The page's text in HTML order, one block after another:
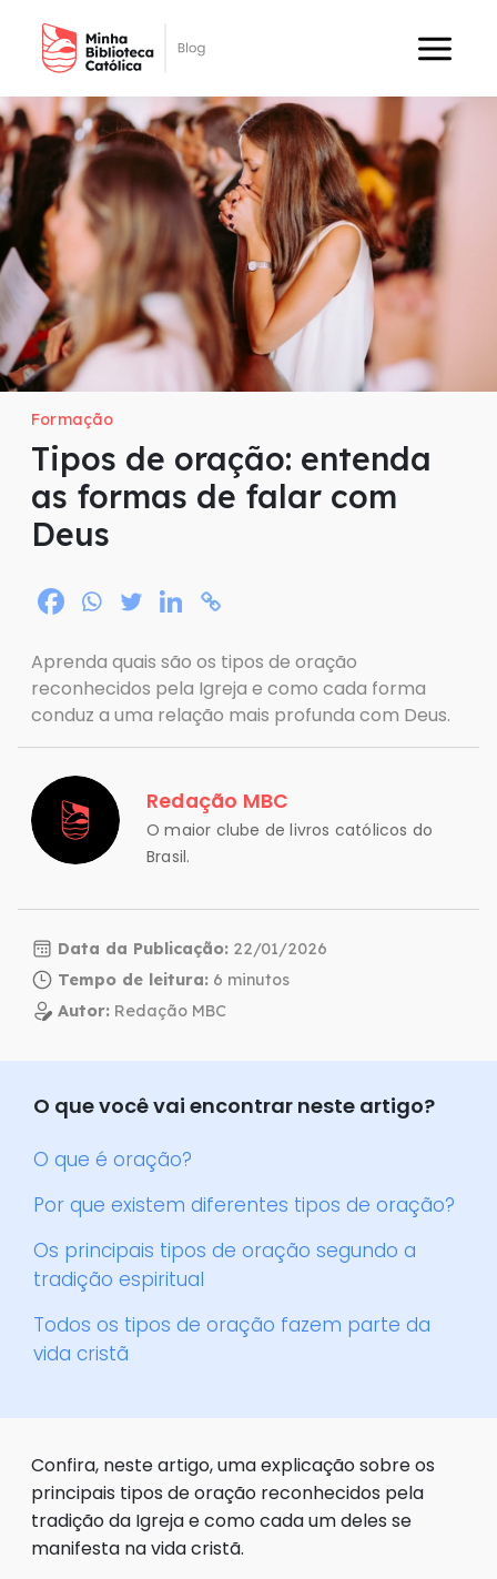
Formação
Tipos de oração: entenda
as formas de falar com
Deus
Aprenda quais são os tipos de oração
reconhecidos pela Igreja e como cada forma
conduz a uma relação mais profunda com Deus.
Redação MBC
O maior clube de livros católicos do
Brasil.
Data da Publicação: 22/01/2026
Tempo de leitura:
Autor: Redação MBC
O que você vai encontrar neste artigo?
O que é oração?
Por que existem diferentes tipos de oração?
Os principais tipos de oração segundo a
tradição espiritual
Todos os tipos de oração fazem parte da
vida cristã
Confira, neste artigo, uma explicação sobre os
principais tipos de oração reconhecidos pela
tradição da Igreja e como cada um deles se
manifesta na vida cristã.